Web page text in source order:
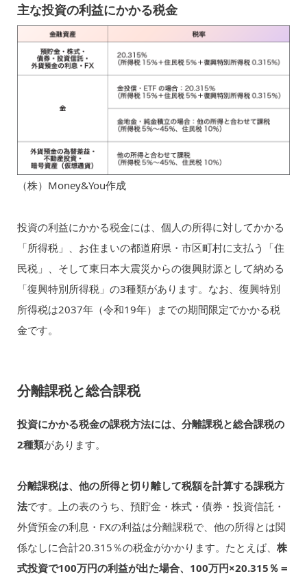
主な投資の利益にかかる税金
（株）Money&You作成
投資の利益にかかる税金には、個人の所得に対してかかる
「所得税」、お住まいの都道府県・市区町村に支払う「住
民税」、そして東日本大震災からの復興財源として納める
「復興特別所得税」の3種類があります。なお、復興特別
所得税は2037年（令和19年）までの期間限定でかかる税
金です。
分離課税と総合課税
投資にかかる税金の課税方法には、分離課税と総合課税の
2種類があります。
分離課税は、他の所得と切り離して税額を計算する課税方
法です。上の表のうち、預貯金・株式・債券・投資信託・
外貨預金の利息・FXの利益は分離課税で、他の所得とは関
係なしに合計20.315％の税金がかかります。たとえば、 株
式投資で100万円の利益が出た場合、100万円×20.315％＝